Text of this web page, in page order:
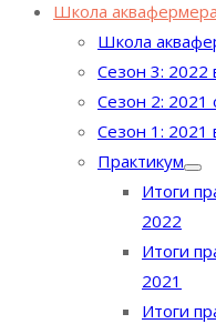
Школа аквафермера
Школа
Сезон 3: 2022
Сезон 2: 2021
Сезон 1: 2021
Практикум
Итоги
2022
Итоги
2021
Итоги